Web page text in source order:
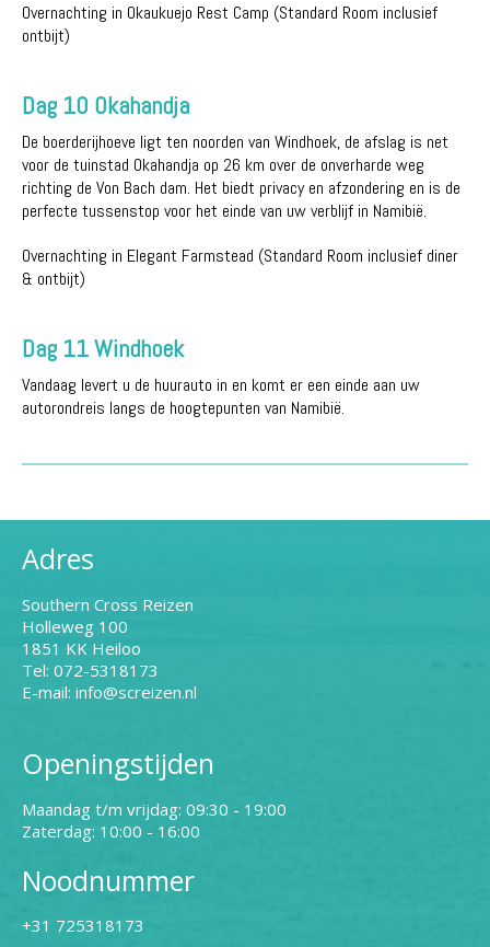
Overnachting in Okaukuejo Rest Camp (Standard Room inclusief
ontbijt)
Dag 10 Okahandja
De boerderijhoeve ligt ten noorden van Windhoek, de afslag is net
voor de tuinstad Okahandja op 26 km over de onverharde weg
richting de Von Bach dam. Het biedt privacy en afzondering en is de
perfecte tussenstop voor het einde van uw verblijf in Namibië.
Overnachting in Elegant Farmstead (Standard Room inclusief diner
& ontbijt)
Dag 11 Windhoek
Vandaag levert u de huurauto in en komt er een einde aan uw
autorondreis langs de hoogtepunten van Namibië.
Adres
Southern Cross Reizen
Holleweg 100
1851 KK Heiloo
Tel: 072-5318173
E-mail: info@screizen.nl
Openingstijden
Maandag t/m vrijdag: 09:30 - 19:00
Zaterdag: 10:00 - 16:00
Noodnummer
+31 725318173